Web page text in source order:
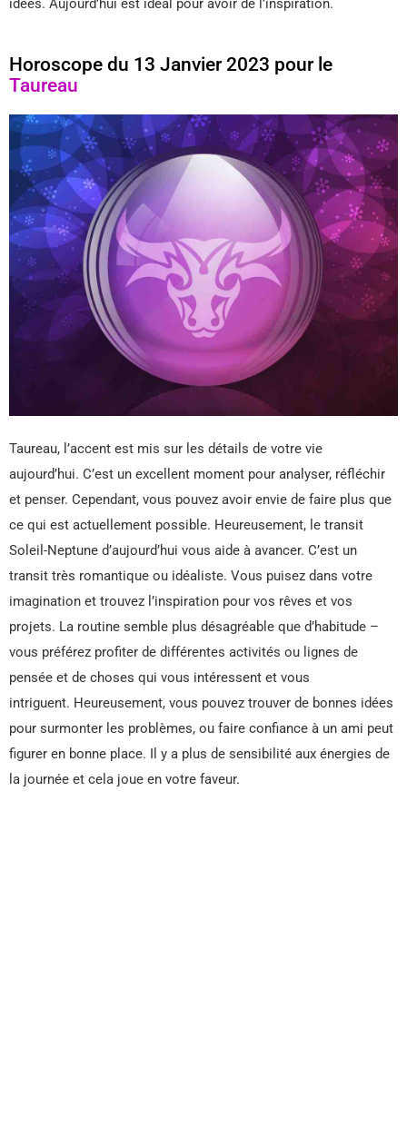
Horoscope du 13 Janvier 2023 pour le
Taureau
Taureau, l’accent est mis sur les détails de votre vie
aujourd’hui. C’est un excellent moment pour analyser, réfléchir
et penser. Cependant, vous pouvez avoir envie de faire plus que
ce qui est actuellement possible. Heureusement, le transit
Soleil-Neptune d’aujourd’hui vous aide à avancer. C’est un
transit très romantique ou idéaliste. Vous puisez dans votre
imagination et trouvez l’inspiration pour vos rêves et vos
projets. La routine semble plus désagréable que d’habitude –
vous préférez profiter de différentes activités ou lignes de
pensée et de choses qui vous intéressent et vous
intriguent. Heureusement, vous pouvez trouver de bonnes idées
pour surmonter les problèmes, ou faire confiance à un ami peut
figurer en bonne place. Il y a plus de sensibilité aux énergies de
la journée et cela joue en votre faveur.